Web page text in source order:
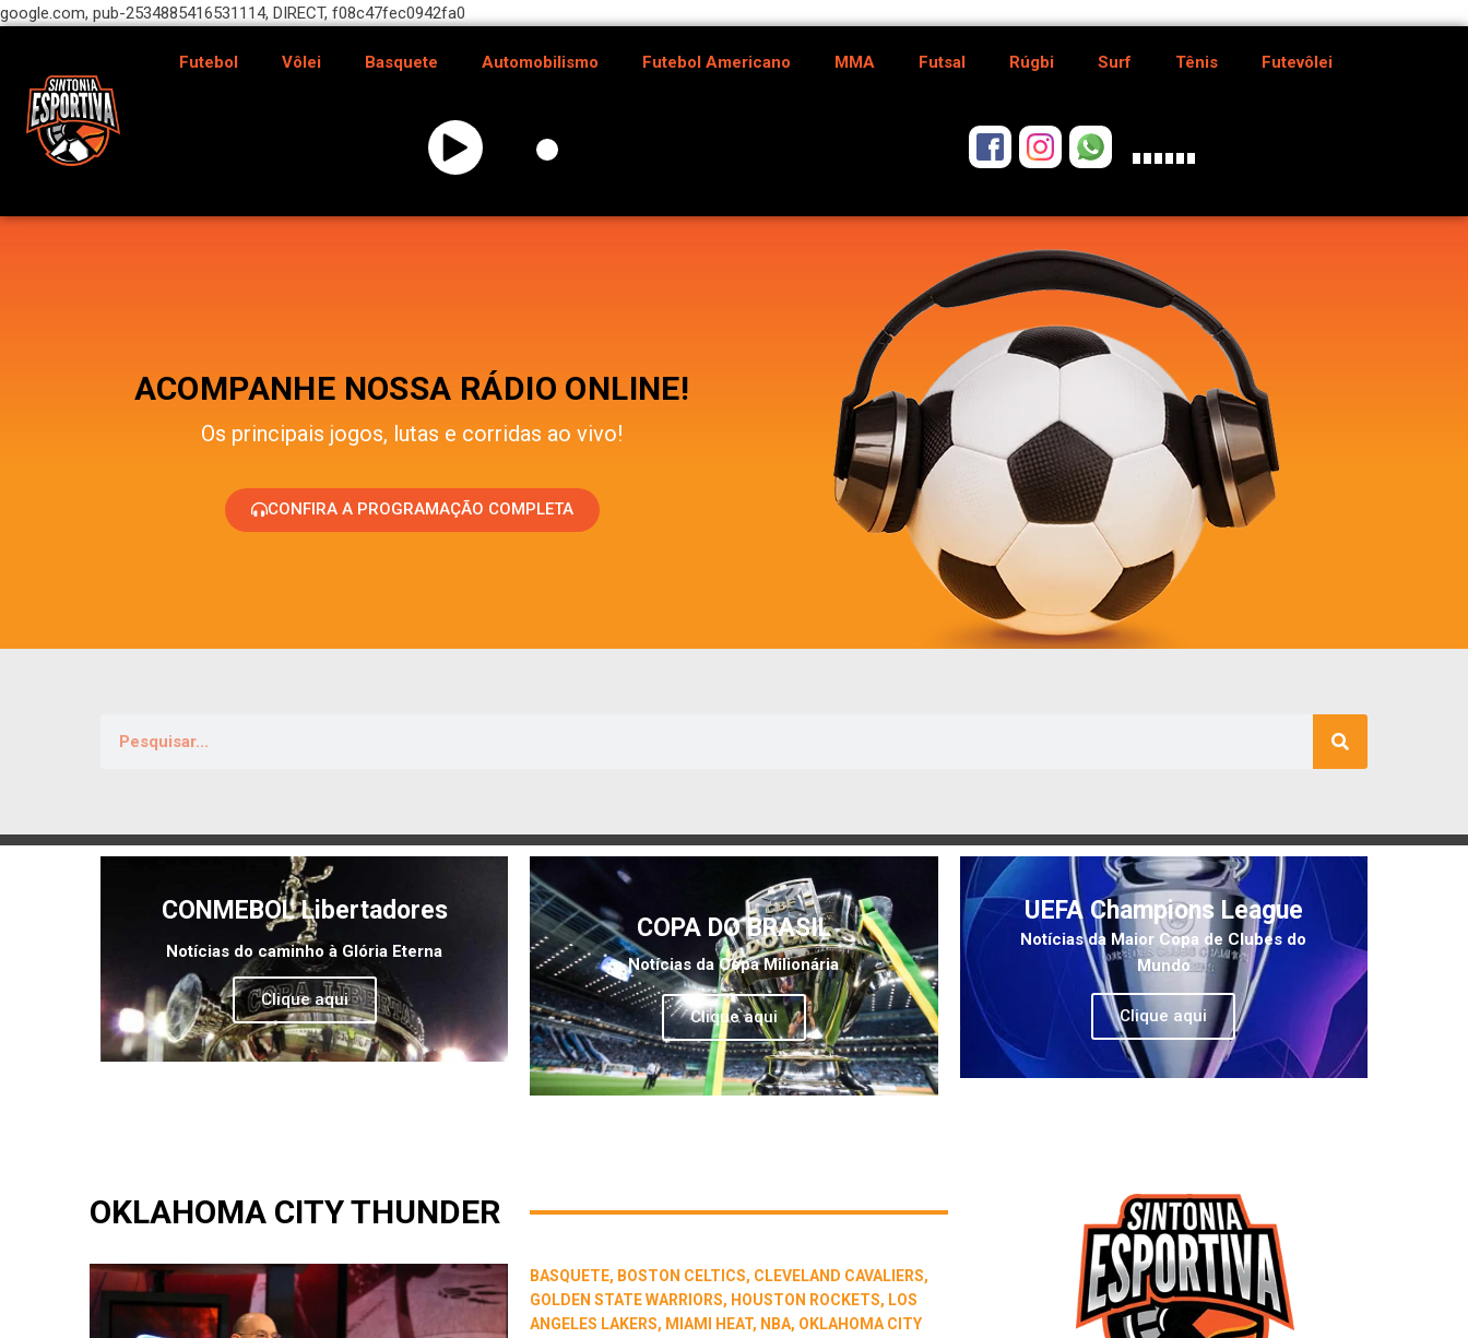
google.com, pub-2534885416531114, DIRECT, f08c47fec0942fa0
Futebol Vôlei Basquete Automobilismo Futebol Americano MMA Futsal Rúgbi Surf Tênis Futevôlei
ACOMPANHE NOSSA RÁDIO ONLINE!
Os principais jogos, lutas e corridas ao vivo!
CONFIRA A PROGRAMAÇÃO COMPLETA
CONMEBOL Libertadores
Notícias do caminho à Glória Eterna
Clique aqui
COPA DO BRASIL
Notícias da Copa Milionária
Clique aqui
UEFA Champions League
Notícias da Maior Copa de Clubes do
Mundo
Clique aqui
OKLAHOMA CITY THUNDER
BASQUETE, BOSTON CELTICS, CLEVELAND CAVALIERS,
GOLDEN STATE WARRIORS, HOUSTON ROCKETS, LOS
ANGELES LAKERS, MIAMI HEAT, NBA, OKLAHOMA CITY